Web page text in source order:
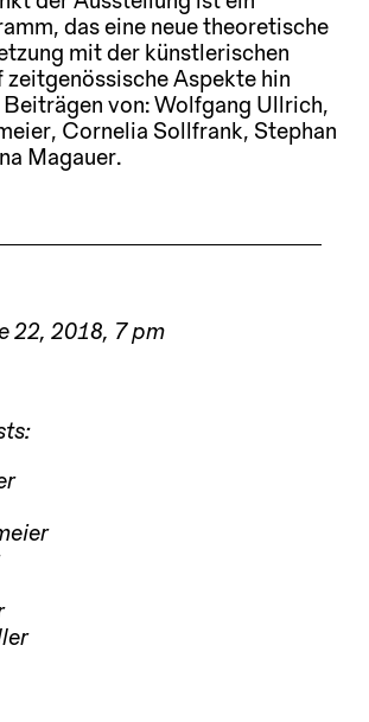
das eine neue theoretische
mit der künstlerischen
zeitgenössische Aspekte hin
von: Wolfgang Ullrich,
Cornelia Sollfrank, Stephan
Magauer.
22, 2018, 7 pm